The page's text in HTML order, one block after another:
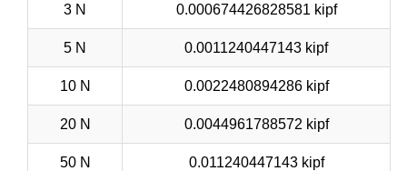
3 N 0.000674426828581 kipf
5 N 0.0011240447143 kipf
10 N 0.0022480894286 kipf
20 N 0.0044961788572 kipf
50 N 0.011240447143 kipf